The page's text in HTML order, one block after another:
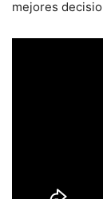
mejores